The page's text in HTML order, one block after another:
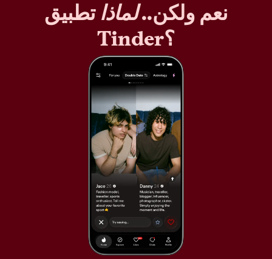
نعم ولكن..لماذا تطبيق
Tinder؟